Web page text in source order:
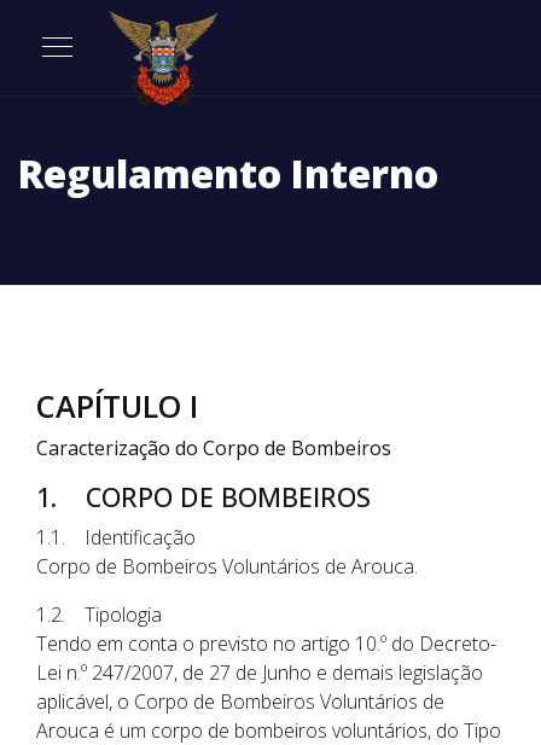
Regulamento Interno
CAPÍTULO I
Caracterização do Corpo de Bombeiros
1. CORPO DE BOMBEIROS
1.1. Identificação
Corpo de Bombeiros Voluntários de Arouca.
1.2. Tipologia
Tendo em conta o previsto no artigo 10.º do Decreto-
Lei n.º 247/2007, de 27 de Junho e demais legislação
aplicável, o Corpo de Bombeiros Voluntários de
Arouca é um corpo de bombeiros voluntários, do Tipo